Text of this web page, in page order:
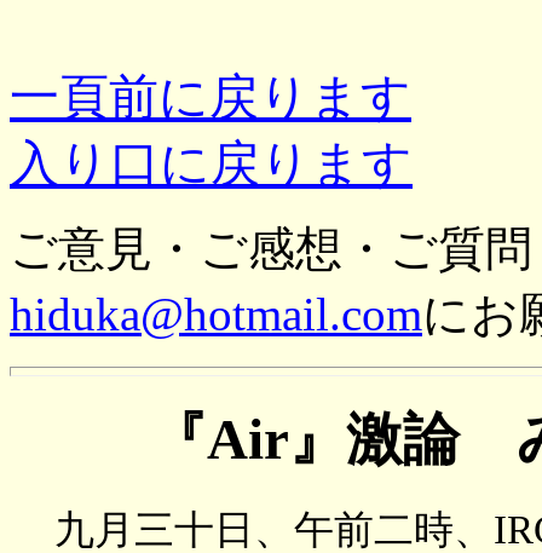
一頁前に戻ります
入り口に戻ります
ご意見・ご感想・ご質
hiduka@hotmail.comにお
『Air』激論
九月三十日、午前二時、